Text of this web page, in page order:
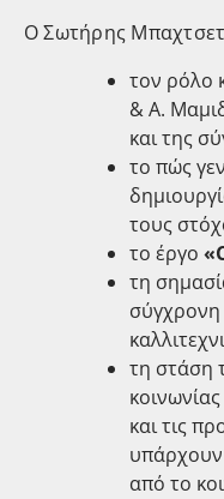
Ο Σωτήρης
τον ρόλο
& Α.
και της
το πώς
τους
το έργο
τη
σύγχρονη
τη στάση
και τις
από το